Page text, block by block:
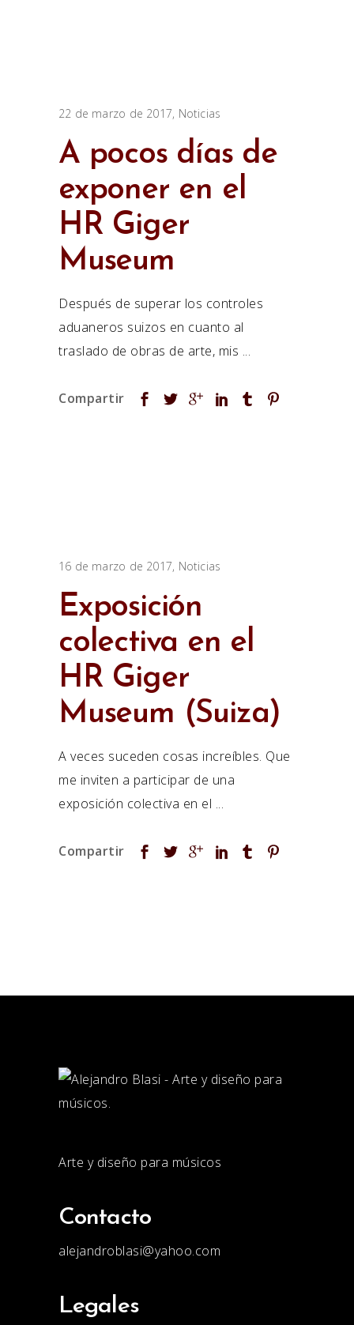
22 de marzo de 2017 Noticias
A pocos días de
exponer en el
HR Giger
Museum
Después de superar los controles
aduaneros suizos en cuanto al
traslado de obras de arte, mis
16 de marzo de 2017 Noticias
Exposición
colectiva en el
HR Giger
Museum (Suiza)
A veces suceden cosas increíbles. Que
me inviten a participar de una
exposición colectiva en el
Arte y diseño para músicos
Contacto
alejandroblasi@yahoo.com
Legales